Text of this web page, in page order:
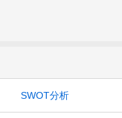
SWOT分析